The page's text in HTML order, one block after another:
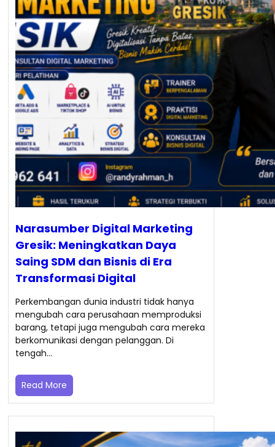
Narasumber Digital Marketing
Gresik: Meningkatkan Daya
Saing SDM dan Bisnis di Era
Transformasi Digital
Perkembangan dunia industri tidak hanya
mengubah cara perusahaan memproduksi
barang, tetapi juga mengubah cara mereka
berkomunikasi dengan pelanggan. Di
tengah…
Read More